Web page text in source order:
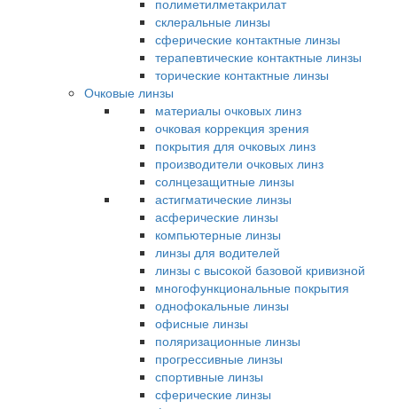
полиметилметакрилат
склеральные линзы
сферические контактные линзы
терапевтические контактные линзы
торические контактные линзы
Очковые линзы
материалы очковых линз
очковая коррекция зрения
покрытия для очковых линз
производители очковых линз
солнцезащитные линзы
астигматические линзы
асферические линзы
компьютерные линзы
линзы для водителей
линзы с высокой базовой кривизной
многофункциональные покрытия
однофокальные линзы
офисные линзы
поляризационные линзы
прогрессивные линзы
спортивные линзы
сферические линзы